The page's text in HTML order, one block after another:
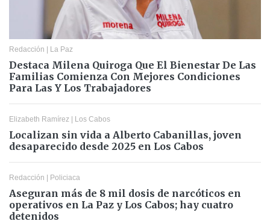
Redacción La Paz
Destaca Milena Quiroga Que El Bienestar De Las
Familias Comienza Con Mejores Condiciones
Para Las Y Los Trabajadores
Elizabeth Ramírez Los Cabos
Localizan sin vida a Alberto Cabanillas, joven
desaparecido desde 2025 en Los Cabos
Redacción Policiaca
Aseguran más de 8 mil dosis de narcóticos en
operativos en La Paz y Los Cabos; hay cuatro
detenidos